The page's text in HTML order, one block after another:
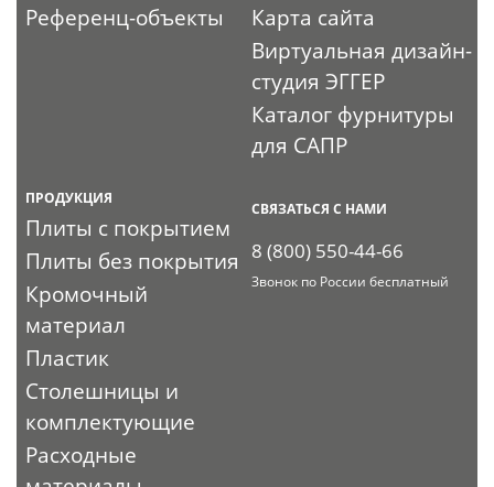
Референц-объекты
Карта сайта
Виртуальная дизайн-
студия ЭГГЕР
Каталог фурнитуры
для САПР
ПРОДУКЦИЯ
Плиты с покрытием
Плиты без покрытия
Кромочный
материал
Пластик
Столешницы и
комплектующие
Расходные
СВЯЗАТЬСЯ С НАМИ
8 (800) 550-44-66
Звонок по России бесплатный